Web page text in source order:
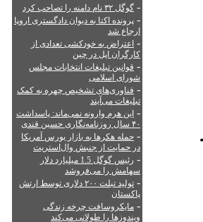
- گوگل ۳۲ نام دامنه را تصاحب کرد
- پرونده اکتا به دیوان دادگستری اروپا
ارجاع شد
- اعتراض به خودکشی تعدادی از
کارگران اپل در چین
- قوانین تبلیغات انتخابات مجلس
شورای اسلامی
- فناوری‌های تشخیص چهره به کمک
تبلیغات می‌آیند
- این هرم وارونه نمی‌ماند: پاسداشت
۴۰ سال روزنامه‌نگاری حسین قندی
- حمله هکرها به بازار بورس آمریکا
در حمایت از جنبش وال‌استریت
-
رئیس گوگل 1.5 میلیارد دلار
سهامش را می‌فروشد
-
تولید تبلت ۲۰۰ دلاری توسط ارتش
پاکستان
- مایکروسافت چرخه زندگی
ویندوزها را طولانی می‌کند